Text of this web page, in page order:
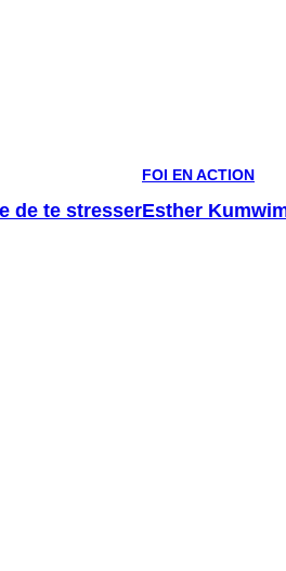
de te stresser
FOI EN ACTION
Esther